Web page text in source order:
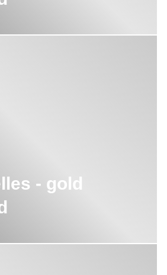
- gold